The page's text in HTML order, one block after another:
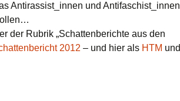
Antirassist_innen und Antifaschist_innen
der Rubrik „Schattenberichte aus den
2012 – und hier als HTM und